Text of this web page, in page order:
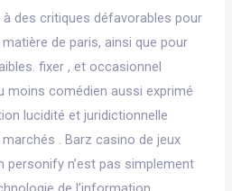
des critiques défavorables pour
de paris, ainsi que pour
fixer , et occasionnel
moins comédien aussi exprimé
lucidité et juridictionnelle
. Barz casino de jeux
personify n’est pas simplement